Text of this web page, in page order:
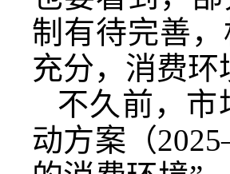
制有待完善
充分，消费
不久前，市
动方案（